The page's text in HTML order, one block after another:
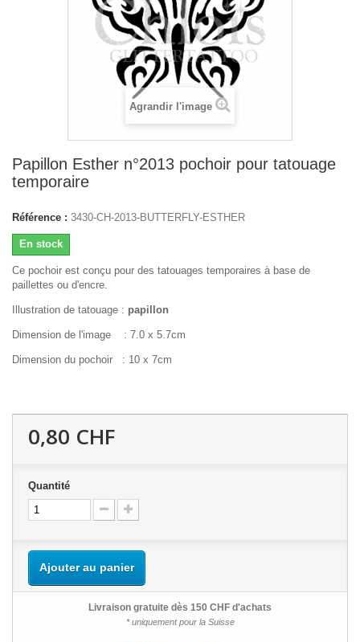
Agrandir l'image
Papillon Esther n°2013 pochoir pour tatouage
temporaire
Référence : 3430-CH-2013-BUTTERFLY-ESTHER
En stock
Ce pochoir est conçu pour des tatouages temporaires à base de
paillettes ou d'encre.
Illustration de tatouage : papillon
Dimension de l'image : 7.0 x 5.7cm
Dimension du pochoir : 10 x 7cm
0,80 CHF
Quantité
Ajouter au panier
Livraison gratuite dès 150 CHF d'achats
* uniquement pour la Suisse